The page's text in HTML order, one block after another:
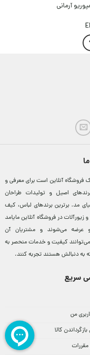
فروشگاه آنلاين است برای معرفی و
اصيل و توليدات طراحان
مد. برترين‌ برندهای لباس، کيف
در فروشگاه آنلاين مایامد
عرضه می‌شوند و مشتريان آن
کيفيت و خدمات منحصر به
به دنبالش هستند تجربه کنند.
سریع
من
کالا
مقررات